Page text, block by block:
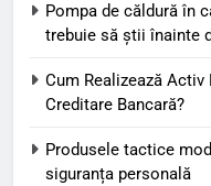
Pompa de căldură în
trebuie să știi înainte
Cum Realizează
Creditare Bancară?
Produsele tactice
siguranța personală